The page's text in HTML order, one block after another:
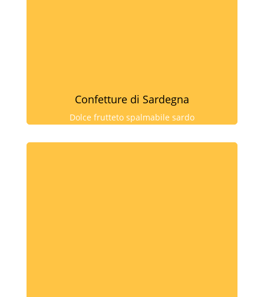
Confetture di Sardegna
Dolce frutteto spalmabile sardo